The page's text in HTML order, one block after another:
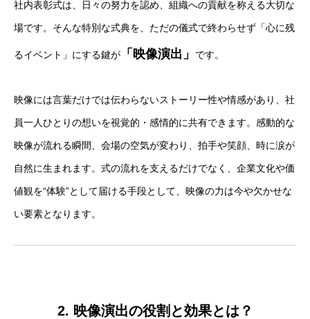
社内表彰式は、日々の努力を認め、組織への貢献を称える大切な
場です。そんな特別な式典を、ただの儀式で終わらせず「心に残
るイベント」にする鍵が 「映像演出」 です。
映像には言葉だけでは伝わらないストーリー性や情感があり、社
員一人ひとりの想いを視覚的・感情的に共有できます。感動的な
映像が流れる瞬間、会場の空気が変わり、拍手や笑顔、時に涙が
自然に生まれます。式の流れを支えるだけでなく、企業文化や価
値観を“体験”として届ける手段として、映像の力は今や欠かせな
い要素となります。
2. 映像演出の役割と効果とは？